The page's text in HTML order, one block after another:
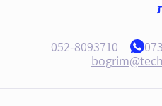
052-8093710